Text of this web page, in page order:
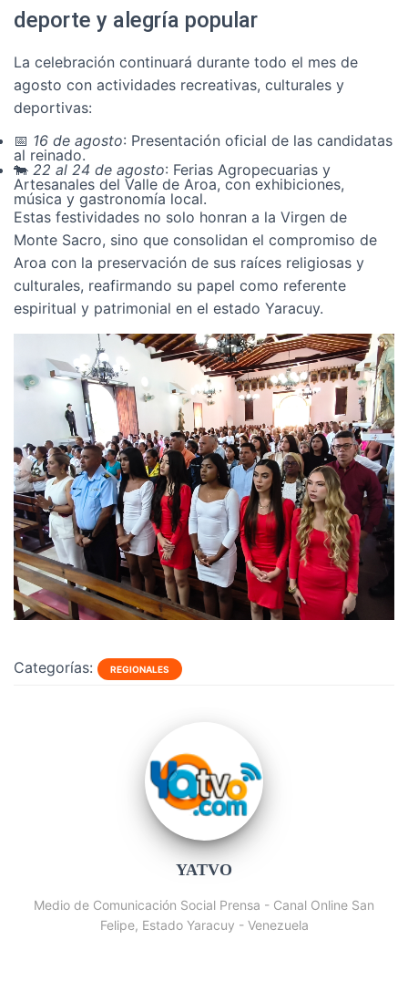
deporte y alegría popular
La celebración continuará durante todo el mes de
agosto con actividades recreativas, culturales y
deportivas:
📅 16 de agosto: Presentación oficial de las candidatas
al reinado.
🐄 22 al 24 de agosto: Ferias Agropecuarias y
Artesanales del Valle de Aroa, con exhibiciones,
música y gastronomía local.
Estas festividades no solo honran a la Virgen de
Monte Sacro, sino que consolidan el compromiso de
Aroa con la preservación de sus raíces religiosas y
culturales, reafirmando su papel como referente
espiritual y patrimonial en el estado Yaracuy.
Categorías: REGIONALES
YATVO
Medio de Comunicación Social Prensa - Canal Online San
Felipe, Estado Yaracuy - Venezuela